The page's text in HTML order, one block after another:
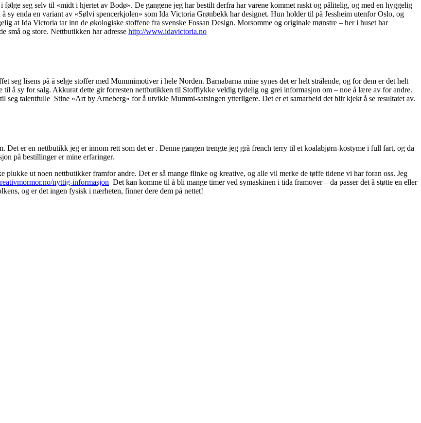
følge seg selv til «midt i hjertet av Bodø». De gangene jeg har bestilt derfra har varene kommet raskt og pålitelig, og med en hyggelig
sy enda en variant av «Sølvi spencerkjolen» som Ida Victoria Grønbekk har designet. Hun holder til på Jessheim utenfor Oslo, og
at Ida Victoria tar inn de økologiske stoffene fra svenske Fossan Design. Morsomme og originale mønstre – her i huset har
små og store. Nettbutikken har adresse http://www.idavictoria.no
seg lisens på å selge stoffer med Mummimotiver i hele Norden. Barnabarna mine synes det er helt strålende, og for dem er det helt
å sy for salg. Akkurat dette gir forresten nettbutikken til Stofflykke veldig tydelig og grei informasjon om – noe å lære av for andre.
talentfulle Stine «Art by Arneberg» for å utvikle Mummi-satsingen ytterligere. Det er et samarbeid det blir kjekt å se resultatet av.
Det er en nettbutikk jeg er innom rett som det er . Denne gangen trengte jeg grå french terry til et koalabjørn-kostyme i full fart, og da
på bestillinger er mine erfaringer.
ut noen nettbutikker framfor andre. Det er så mange flinke og kreative, og alle vil merke de tøffe tidene vi har foran oss. Jeg
nyttig-informasjon Det kan komme til å bli mange timer ved symaskinen i tida framover – da passer det å støtte en eller
og er det ingen fysisk i nærheten, finner dere dem på nettet!